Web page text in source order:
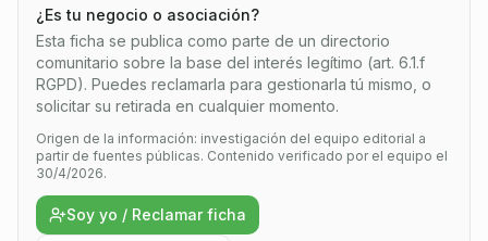
¿Es tu negocio o asociación?
Esta ficha se publica como parte de un directorio
comunitario sobre la base del interés legítimo (art. 6.1.f
RGPD). Puedes reclamarla para gestionarla tú mismo, o
solicitar su retirada en cualquier momento.
Origen de la información: investigación del equipo editorial a
partir de fuentes públicas. Contenido verificado por el equipo el
30/4/2026.
Soy yo / Reclamar ficha